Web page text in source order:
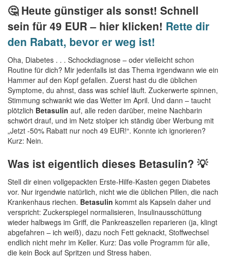
🤔 Heute günstiger als sonst! Schnell
sein für 49 EUR – hier klicken! Rette dir
den Rabatt, bevor er weg ist!
Oha, Diabetes . . . Schockdiagnose – oder vielleicht schon
Routine für dich? Mir jedenfalls ist das Thema irgendwann wie ein
Hammer auf den Kopf gefallen. Zuerst hast du die üblichen
Symptome, du ahnst, dass was schief läuft. Zuckerwerte spinnen,
Stimmung schwankt wie das Wetter im April. Und dann – taucht
plötzlich Betasulin auf, alle reden darüber, meine Nachbarin
schwört drauf, und im Netz stolper ich ständig über Werbung mit
„Jetzt -50% Rabatt nur noch 49 EUR!“. Konnte ich ignorieren?
Kurz: Nein.
Was ist eigentlich dieses Betasulin? 💡
Stell dir einen vollgepackten Erste-Hilfe-Kasten gegen Diabetes
vor. Nur irgendwie natürlich, nicht wie die üblichen Pillen, die nach
Krankenhaus riechen. Betasulin kommt als Kapseln daher und
verspricht: Zuckerspiegel normalisieren, Insulinausschüttung
wieder halbwegs im Griff, die Pankreaszellen reparieren (ja, klingt
abgefahren – ich weiß), dazu noch Fett geknackt, Stoffwechsel
endlich nicht mehr im Keller. Kurz: Das volle Programm für alle,
die kein Bock auf Spritzen und Stress haben.